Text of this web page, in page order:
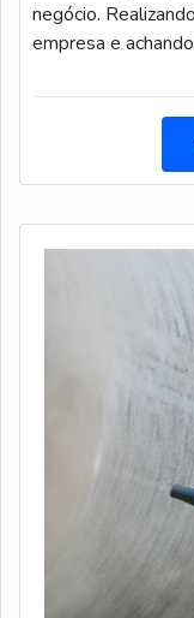
negócio.
empresa e
de esgoto, com a
soluções em
REDE DE
em proporcionar
investimento
estrutura
tudo isso para
rede de esgoto
eficientes de
excelência e
Trevo se mostra
industrial por alta
trabalho; Equipe
seriamente
de excelente
hidrojateamento
apenas